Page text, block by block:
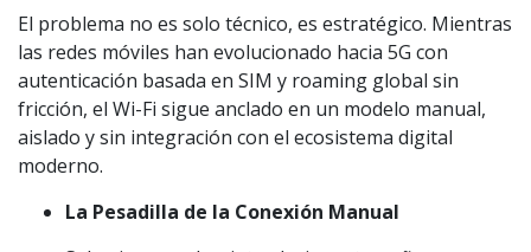
El problema no es solo técnico, es estratégico. Mientras
las redes móviles han evolucionado hacia 5G con
autenticación basada en SIM y roaming global sin
fricción, el Wi-Fi sigue anclado en un modelo manual,
aislado y sin integración con el ecosistema digital
moderno.
La Pesadilla de la Conexión Manual